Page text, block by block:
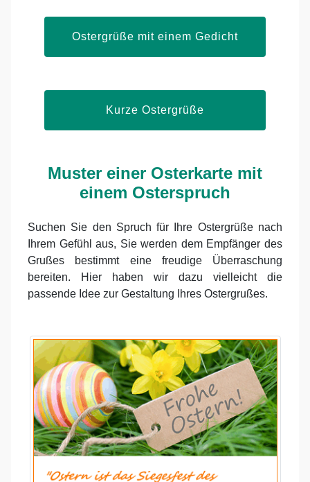
Ostergrüße mit einem Gedicht
Kurze Ostergrüße
Muster einer Osterkarte mit
einem Osterspruch
Suchen Sie den Spruch für Ihre Ostergrüße nach
Ihrem Gefühl aus, Sie werden dem Empfänger des
Grußes bestimmt eine freudige Überraschung
bereiten. Hier haben wir dazu vielleicht die
passende Idee zur Gestaltung Ihres Ostergrußes.